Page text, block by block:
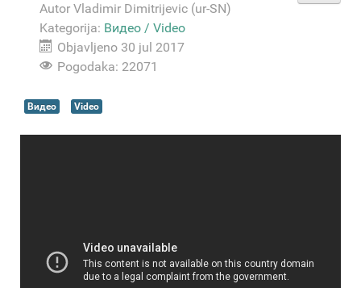
Autor Vladimir Dimitrijevic (ur-SN)
Kategorija: Видео / Video
Objavljeno 30 jul 2017
Pogodaka: 22071
Видео Video